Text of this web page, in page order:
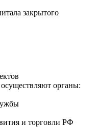
закрытого
органы:
и торговли РФ